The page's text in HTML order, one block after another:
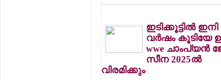
ഇടിക്കൂട്ടില്‍
വര്‍ഷം കൂടിയേ
wwe ചാംപ്യന്‍
സീന 2025ല്‍
വിരമിക്കും